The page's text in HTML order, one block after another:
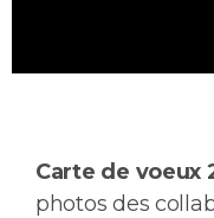
Carte de voeux
photos des